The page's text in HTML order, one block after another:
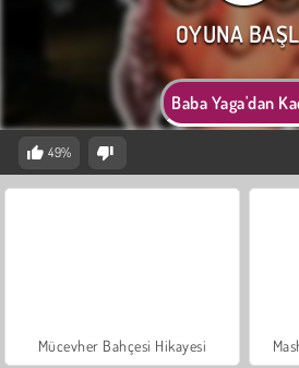
Baba Yaga'dan
49%
Mücevher Bahçesi Hikayesi